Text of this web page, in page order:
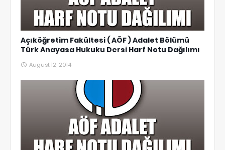
Açıköğretim Fakültesi ( AÖF ) Adalet Bölümü
Türk Anayasa Hukuku Dersi Harf Notu Dağılımı
August 12, 2014